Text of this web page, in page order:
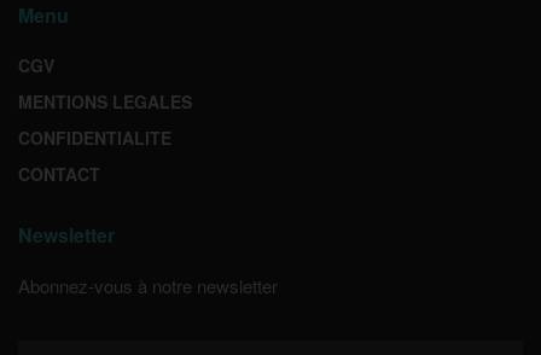
Menu
CGV
MENTIONS LEGALES
CONFIDENTIALITE
CONTACT
Newsletter
Abonnez-vous à notre newsletter